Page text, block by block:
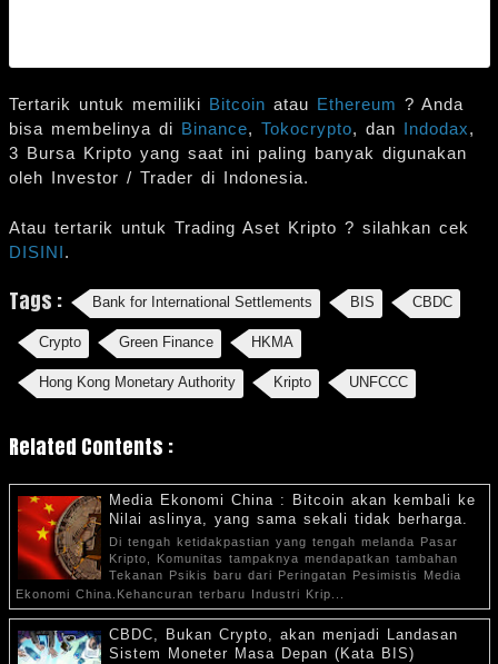
Tertarik untuk memiliki Bitcoin atau Ethereum ? Anda
bisa membelinya di Binance, Tokocrypto, dan Indodax,
3 Bursa Kripto yang saat ini paling banyak digunakan
oleh Investor / Trader di Indonesia.
Atau tertarik untuk Trading Aset Kripto ? silahkan cek
DISINI.
Tags : Bank for International Settlements BIS CBDC
Crypto Green Finance HKMA
Hong Kong Monetary Authority Kripto UNFCCC
Related Contents :
Media Ekonomi China : Bitcoin akan kembali ke
Nilai aslinya, yang sama sekali tidak berharga.
Di tengah ketidakpastian yang tengah melanda Pasar
Kripto, Komunitas tampaknya mendapatkan tambahan
Tekanan Psikis baru dari Peringatan Pesimistis Media
Ekonomi China.Kehancuran terbaru Industri Krip...
CBDC, Bukan Crypto, akan menjadi Landasan
Sistem Moneter Masa Depan (Kata BIS)